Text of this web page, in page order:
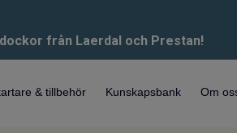
från Laerdal och Prestan!
& tillbehör Kunskapsbank Om